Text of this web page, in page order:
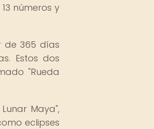
números y
de 365 días
Estos dos
"Rueda
Maya",
eclipses